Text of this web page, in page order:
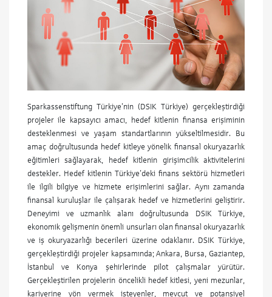
Sparkassenstiftung Türkiye’nin (DSIK Türkiye) gerçekleştirdiği
projeler ile kapsayıcı amacı, hedef kitlenin finansa erişiminin
desteklenmesi ve yaşam standartlarının yükseltilmesidir. Bu
amaç doğrultusunda hedef kitleye yönelik finansal okuryazarlık
eğitimleri sağlayarak, hedef kitlenin girişimcilik aktivitelerini
destekler. Hedef kitlenin Türkiye’deki finans sektörü hizmetleri
ile ilgili bilgiye ve hizmete erişimlerini sağlar. Aynı zamanda
finansal kuruluşlar ile çalışarak hedef ve hizmetlerini geliştirir.
Deneyimi ve uzmanlık alanı doğrultusunda DSIK Türkiye,
ekonomik gelişmenin önemli unsurları olan finansal okuryazarlık
ve iş okuryazarlığı becerileri üzerine odaklanır. DSIK Türkiye,
gerçekleştirdiği projeler kapsamında; Ankara, Bursa, Gaziantep,
İstanbul ve Konya şehirlerinde pilot çalışmalar yürütür.
Gerçekleştirilen projelerin öncelikli hedef kitlesi, yeni mezunlar,
kariyerine yön vermek isteyenler, mevcut ve potansiyel